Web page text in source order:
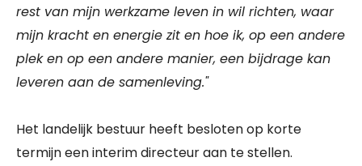
rest van mijn werkzame leven in wil richten, waar
mijn kracht en energie zit en hoe ik, op een andere
plek en op een andere manier, een bijdrage kan
leveren aan de samenleving."
Het landelijk bestuur heeft besloten op korte
termijn een interim directeur aan te stellen.